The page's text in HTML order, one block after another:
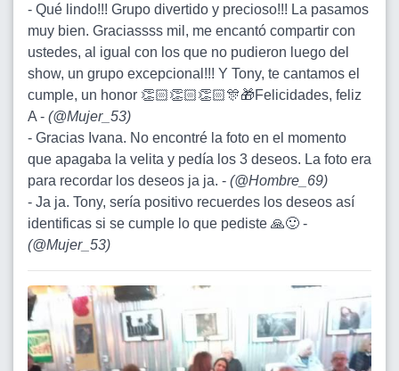
- Qué lindo!!! Grupo divertido y precioso!!! La pasamos
muy bien. Graciassss mil, me encantó compartir con
ustedes, al igual con los que no pudieron luego del
show, un grupo excepcional!!! Y Tony, te cantamos el
cumple, un honor 👏🏻👏🏻👏🏻🎊🎁Felicidades, feliz
A - (@Mujer_53)
- Gracias Ivana. No encontré la foto en el momento
que apagaba la velita y pedía los 3 deseos. La foto era
para recordar los deseos ja ja. - (@Hombre_69)
- Ja ja. Tony, sería positivo recuerdes los deseos así
identificas si se cumple lo que pediste 🙏🙂 -
(@Mujer_53)